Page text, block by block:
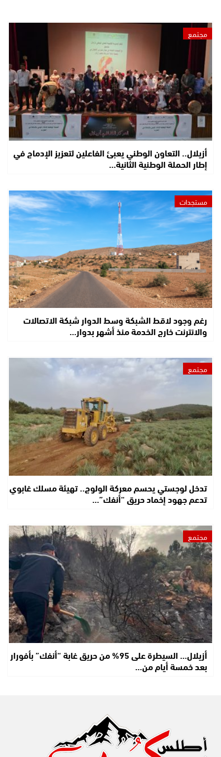
مجتمع
أزيلال.. التعاون الوطني يعبئ الفاعلين لتعزيز الإدماج في
إطار الحملة الوطنية الثانية…
مستجدات
رغم وجود لاقط الشبكة وسط الدوار شبكة الاتصالات
والانترنت خارج الخدمة منذ أشهر بدوار…
مجتمع
تدخل لوجستي يحسم معركة الولوج.. تهيئة مسلك غابوي
تدعم جهود إخماد حريق “أنفك”…
مجتمع
أزيلال… السيطرة على 95% من حريق غابة “أنفك” بأفورار
بعد خمسة أيام من…